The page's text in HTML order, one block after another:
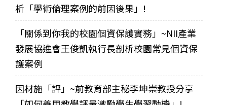
析「學術倫理案例的前因後果」!
「關係到你我的校園個資保護實務」~NII產業
發展協進會王俊凱執行長剖析校園常見個資保
護案例
因材施「評」~前教育部主秘李坤崇教授分享